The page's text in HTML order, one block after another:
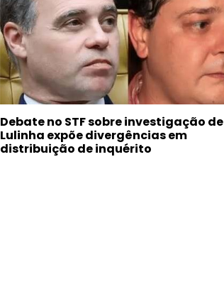
Debate no STF sobre investigação de
Lulinha expõe divergências em
distribuição de inquérito